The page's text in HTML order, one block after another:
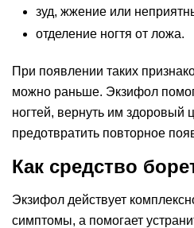
зуд, жжение или
отделение ногтя от ложа.
При появлении таких
можно раньше. Экзифол
ногтей, вернуть им здоровый
предотвратить повторное
Как средство
Экзифол действует
симптомы, а помогает